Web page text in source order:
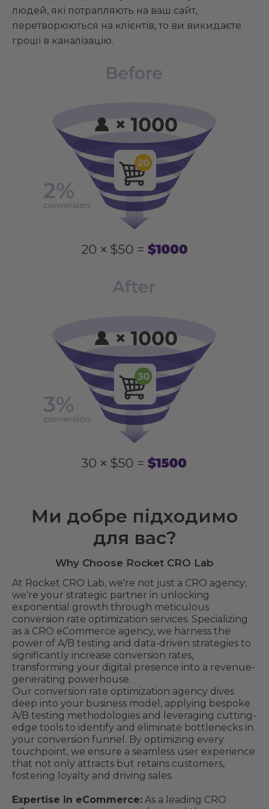
людей, які потрапляють на ваш сайт,
перетворюються на клієнтів, то ви викидаєте
гроші в каналізацію.
Ми добре підходимо
для вас?
Why Choose Rocket CRO Lab
At Rocket CRO Lab, we're not just a CRO agency;
we're your strategic partner in unlocking
exponential growth through meticulous
conversion rate optimization services. Specializing
as a CRO eCommerce agency, we harness the
power of A/B testing and data-driven strategies to
significantly increase conversion rates,
transforming your digital presence into a revenue-
generating powerhouse.
Our conversion rate optimization agency dives
deep into your business model, applying bespoke
A/B testing methodologies and leveraging cutting-
edge tools to identify and eliminate bottlenecks in
your conversion funnel. By optimizing every
touchpoint, we ensure a seamless user experience
that not only attracts but retains customers,
fostering loyalty and driving sales.
Expertise in eCommerce: As a leading CRO